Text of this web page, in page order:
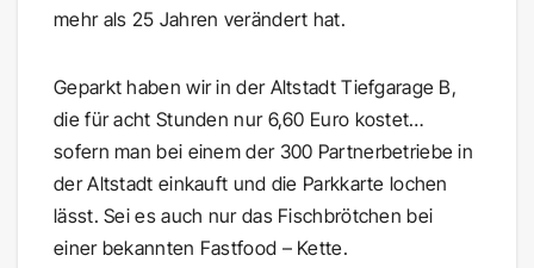
mehr als 25 Jahren verändert hat.
Geparkt haben wir in der Altstadt Tiefgarage B,
die für acht Stunden nur 6,60 Euro kostet…
sofern man bei einem der 300 Partnerbetriebe in
der Altstadt einkauft und die Parkkarte lochen
lässt. Sei es auch nur das Fischbrötchen bei
einer bekannten Fastfood – Kette.